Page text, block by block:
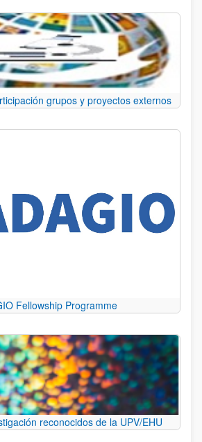
grupos y proyectos externos
Fellowship Programme
reconocidos de la UPV/EHU